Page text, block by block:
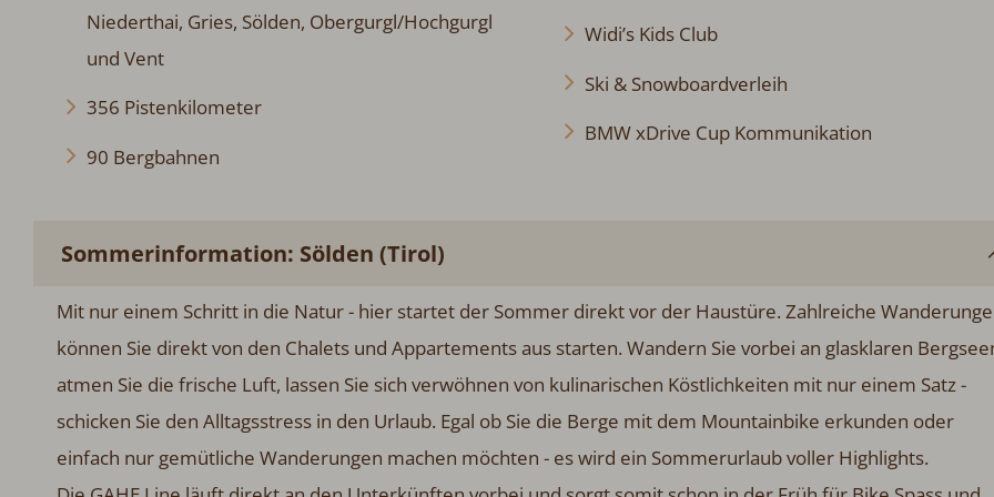
Niederthai, Gries, Sölden, Obergurgl/Hochgurgl
und Vent
356 Pistenkilometer
90 Bergbahnen
Widi’s Kids Club
Ski & Snowboardverleih
BMW xDrive Cup Kommunikation
Sommerinformation: Sölden (Tirol)
Mit nur einem Schritt in die Natur - hier startet der Sommer direkt vor der Haustüre. Zahlreiche
können Sie direkt von den Chalets und Appartements aus starten. Wandern Sie vorbei an glasklaren
atmen Sie die frische Luft, lassen Sie sich verwöhnen von kulinarischen Köstlichkeiten mit nur einem Satz -
schicken Sie den Alltagsstress in den Urlaub. Egal ob Sie die Berge mit dem Mountainbike erkunden oder
einfach nur gemütliche Wanderungen machen möchten - es wird ein Sommerurlaub voller Highlights.